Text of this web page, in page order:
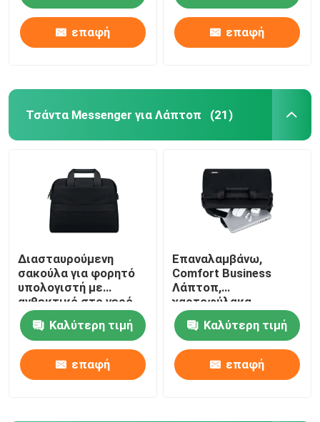
Σπίτι
Προϊόντα
Βίντεο
Σχετικά με εμάς
επαφή επαφή
Τσάντα Messenger για Λάπτοπ (21)
Διασταυρούμενη
σακούλα για φορητό
υπολογιστή με
ανθεκτικό στο νερό
δερμάτινο υλικό RPET
PU
Καλύτερη τιμή
επαφή
Επαναλαμβάνω,
Comfort Business
Λάπτοπ,
χαρτοφύλακα,
πολλαπλή θήκη.
Καλύτερη τιμή
επαφή